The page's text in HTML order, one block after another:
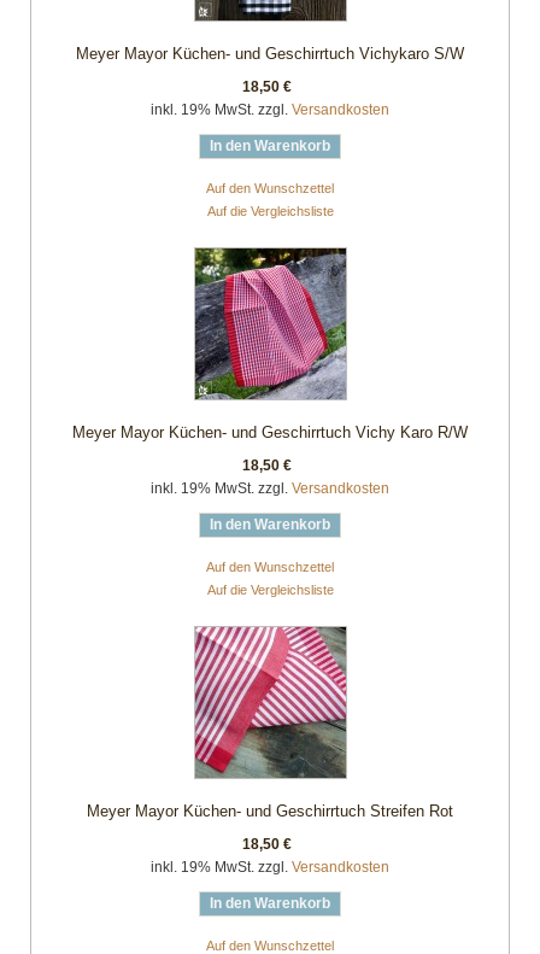
Meyer Mayor Küchen- und Geschirrtuch Vichykaro S/W
18,50 €
inkl. 19% MwSt. zzgl. Versandkosten
In den Warenkorb
Auf den Wunschzettel
Auf die Vergleichsliste
Meyer Mayor Küchen- und Geschirrtuch Vichy Karo R/W
18,50 €
inkl. 19% MwSt. zzgl. Versandkosten
In den Warenkorb
Auf den Wunschzettel
Auf die Vergleichsliste
Meyer Mayor Küchen- und Geschirrtuch Streifen Rot
18,50 €
inkl. 19% MwSt. zzgl. Versandkosten
In den Warenkorb
Auf den Wunschzettel